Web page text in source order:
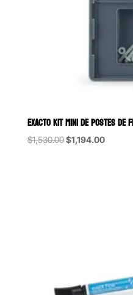
EXACTO KIT MINI DE POSTES DE
$1,530.00Original
$1,194.00Current